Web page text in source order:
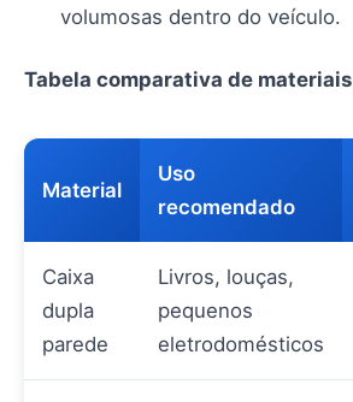
volumosas dentro do veículo.
Tabela comparativa de materiais
Material
Uso
recomendado
Caixa
dupla
parede
Livros, louças,
pequenos
eletrodomésticos